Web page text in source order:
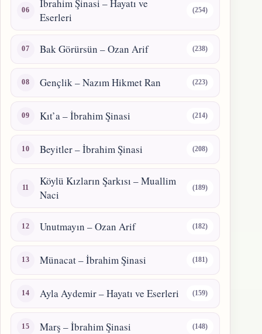
İbrahim Şinasi – Hayatı ve
Eserleri
(254)
Bak Görürsün – Ozan Arif (238)
Gençlik – Nazım Hikmet Ran (223)
Kıt’a – İbrahim Şinasi (214)
Beyitler – İbrahim Şinasi (208)
Köylü Kızların Şarkısı – Muallim
Naci
(189)
Unutmayın – Ozan Arif (182)
Münacat – İbrahim Şinasi (181)
Ayla Aydemir – Hayatı ve Eserleri (159)
Marş – İbrahim Şinasi (148)